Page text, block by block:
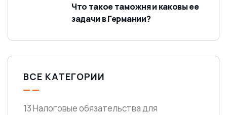
Что такое таможня и каковы ее
задачи в Германии?
ВСЕ КАТЕГОРИИ
13 Налоговые обязательства для